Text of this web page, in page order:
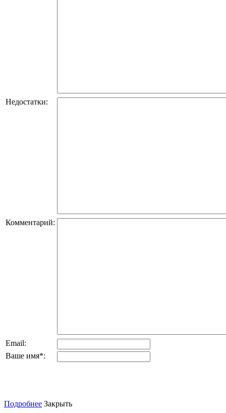
Недостатки:
Комментарий:
Email:
Ваше имя*:
Подробнее Закрыть